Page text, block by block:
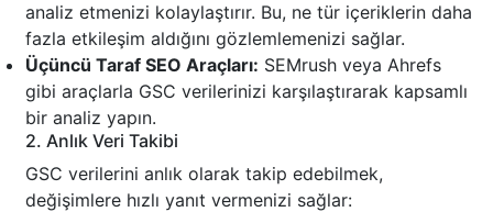
analiz etmenizi kolaylaştırır. Bu, ne tür içeriklerin daha
fazla etkileşim aldığını gözlemlemenizi sağlar.
Üçüncü Taraf SEO Araçları: SEMrush veya Ahrefs
gibi araçlarla GSC verilerinizi karşılaştırarak kapsamlı
bir analiz yapın.
2. Anlık Veri Takibi
GSC verilerini anlık olarak takip edebilmek,
değişimlere hızlı yanıt vermenizi sağlar: